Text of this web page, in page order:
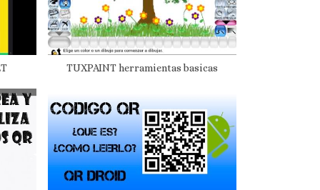
TUXPAINT herramientas basicas